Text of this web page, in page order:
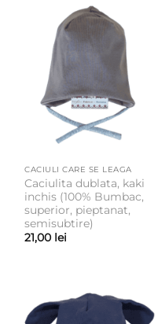
CACIULI CARE SE LEAGA
Caciulita dublata, kaki
inchis (100% Bumbac,
superior, pieptanat,
semisubtire)
21,00 lei